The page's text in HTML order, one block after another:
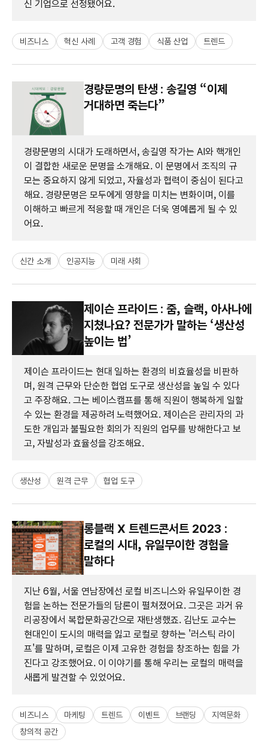
신 기업으로 선정됐어요.
비즈니스 혁신 사례 고객 경험 식품 산업 트렌드
경량문명의 탄생 : 송길영 “이제
거대하면 죽는다”
경량문명의 시대가 도래하면서, 송길영 작가는 AI와 핵개인
이 결합한 새로운 문명을 소개해요. 이 문명에서 조직의 규
모는 중요하지 않게 되었고, 자율성과 협력이 중심이 된다고
해요. 경량문명은 모두에게 영향을 미치는 변화이며, 이를
이해하고 빠르게 적응할 때 개인은 더욱 영예롭게 될 수 있
어요.
신간 소개 인공지능 미래 사회
제이슨 프라이드 : 줌, 슬랙, 아사나에
지쳤나요? 전문가가 말하는 ‘생산성
높이는 법’
제이슨 프라이드는 현대 일하는 환경의 비효율성을 비판하
며, 원격 근무와 단순한 협업 도구로 생산성을 높일 수 있다
고 주장해요. 그는 베이스캠프를 통해 직원이 행복하게 일할
수 있는 환경을 제공하려 노력했어요. 제이슨은 관리자의 과
도한 개입과 불필요한 회의가 직원의 업무를 방해한다고 보
고, 자발성과 효율성을 강조해요.
생산성 원격 근무 협업 도구
롱블랙 X 트렌드콘서트 2023 :
로컬의 시대, 유일무이한 경험을
말하다
지난 6월, 서울 연남장에선 로컬 비즈니스와 유일무이한 경
험을 논하는 전문가들의 담론이 펼쳐졌어요. 그곳은 과거 유
리공장에서 복합문화공간으로 재탄생했죠. 김난도 교수는
현대인이 도시의 매력을 잃고 로컬로 향하는 '러스틱 라이
프'를 말하며, 로컬은 이제 고유한 경험을 창조하는 힘을 가
진다고 강조했어요. 이 이야기를 통해 우리는 로컬의 매력을
새롭게 발견할 수 있었어요.
비즈니스 마케팅 트렌드 이벤트 브랜딩
지역문화
창의적 공간